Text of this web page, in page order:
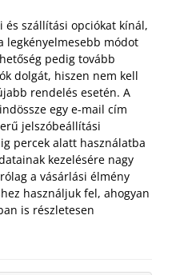
és szállítási opciókat kínál,
legkényelmesebb módot
pedig tovább
dolgát, hiszen nem kell
rendelés esetén. A
egy e-mail cím
jelszóbeállítási
percek alatt használatba
kezelésére nagy
a vásárlási élmény
használjuk fel, ahogyan
is részletesen